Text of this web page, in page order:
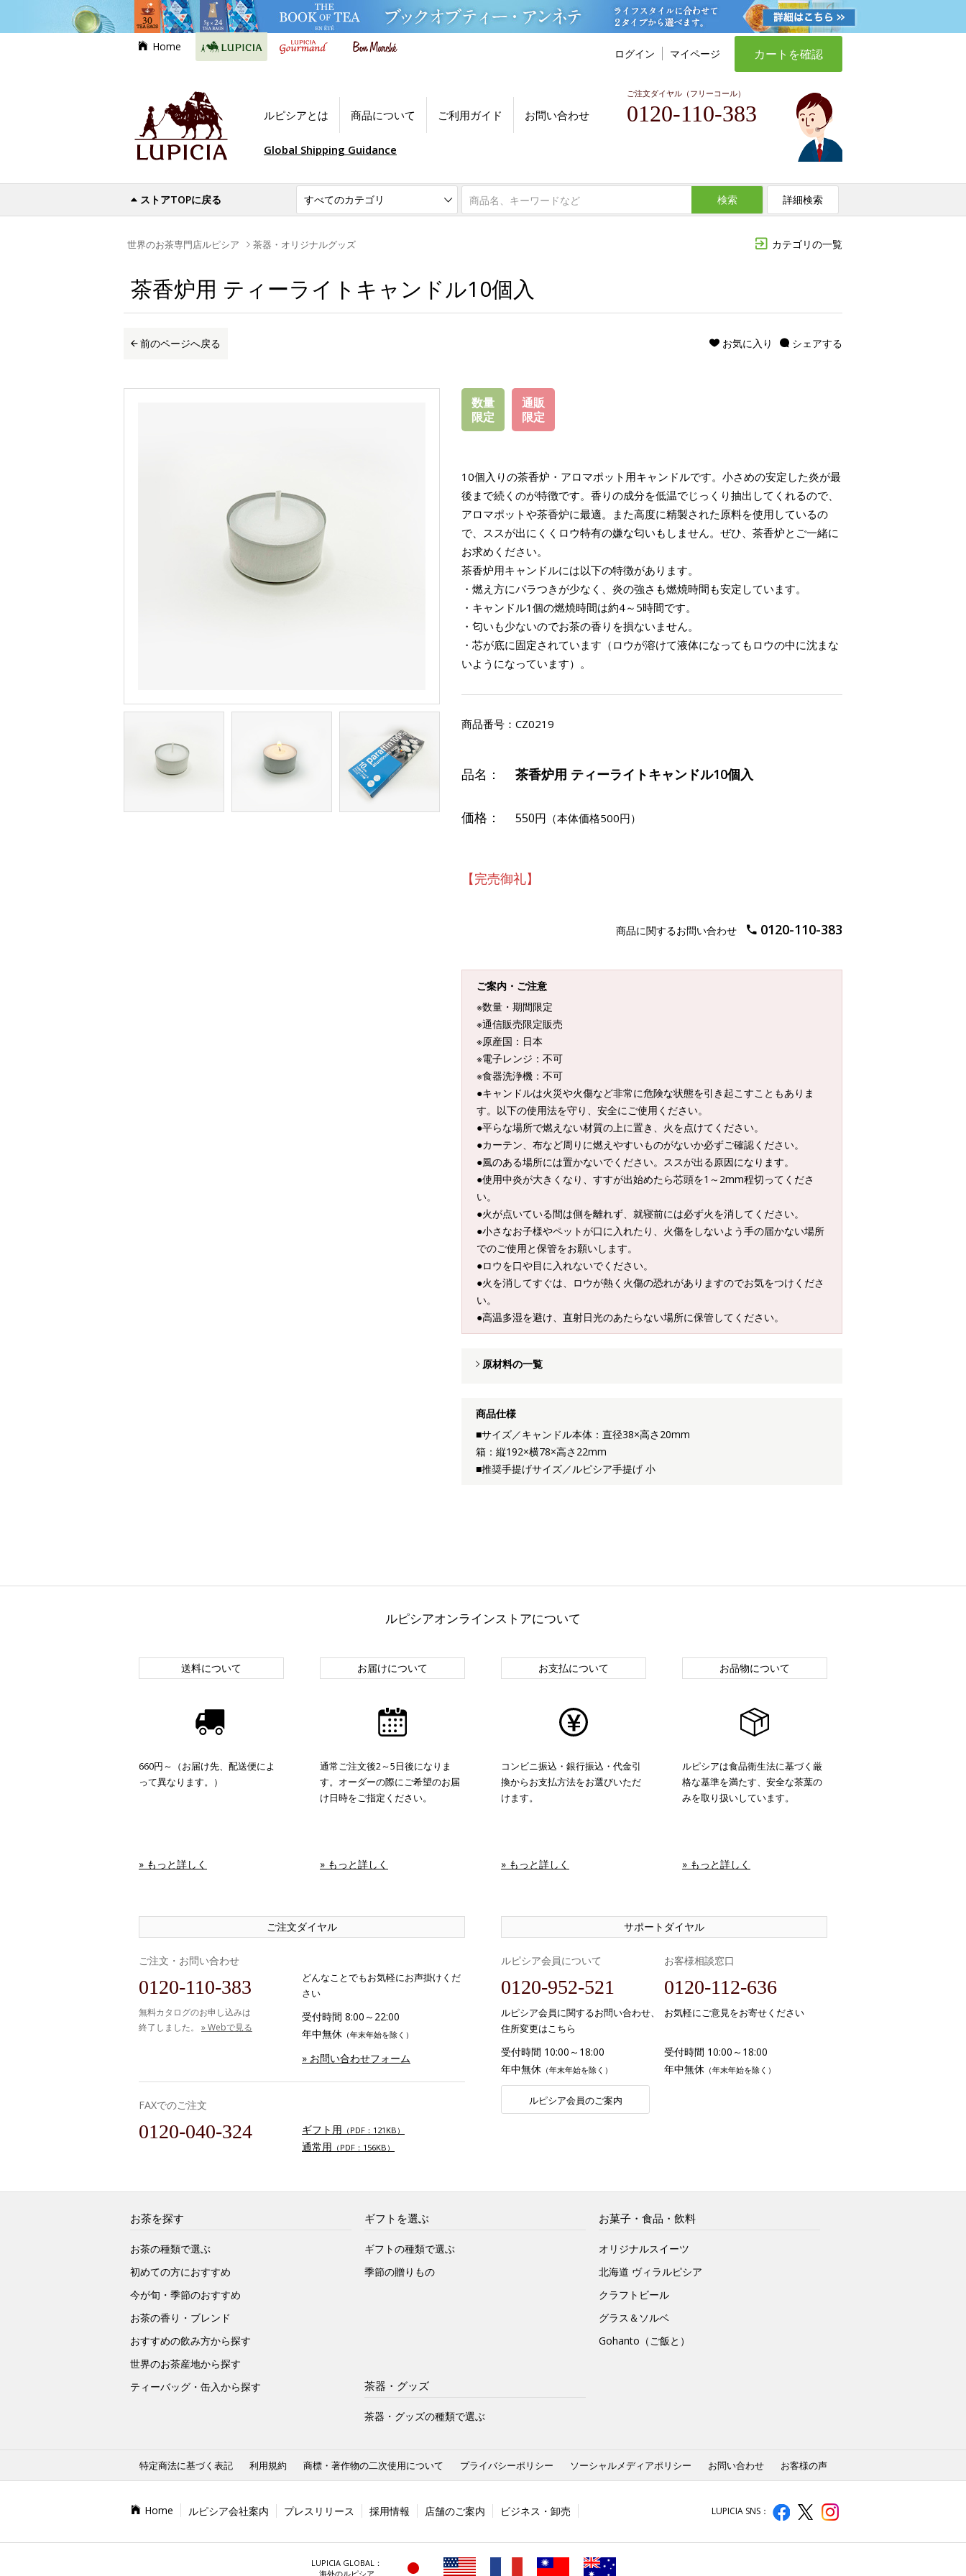
Home
ログイン マイページ カートを確認
ルピシアとは 商品について ご利用ガイド お問い合わせ
ご注文ダイヤル（フリーコール）
0120-110-383
Global Shipping Guidance
ストアTOPに戻る 検索 詳細検索
カテゴリの一覧
世界のお茶専門店ルピシア 茶器・オリジナルグッズ
茶香炉用 ティーライトキャンドル10個入
前のページへ戻る シェアする
お気に入り
数量
限定
通販
限定
10個入りの茶香炉・アロマポット用キャンドルです。小さめの安定した炎が最
後まで続くのが特徴です。香りの成分を低温でじっくり抽出してくれるので、
アロマポットや茶香炉に最適。また高度に精製された原料を使用しているの
で、ススが出にくくロウ特有の嫌な匂いもしません。ぜひ、茶香炉とご一緒に
お求めください。
茶香炉用キャンドルには以下の特徴があります。
・燃え方にバラつきが少なく、炎の強さも燃焼時間も安定しています。
・キャンドル1個の燃焼時間は約4～5時間です。
・匂いも少ないのでお茶の香りを損ないません。
・芯が底に固定されています（ロウが溶けて液体になってもロウの中に沈まな
いようになっています）。
商品番号： CZ0219
品名： 茶香炉用 ティーライトキャンドル10個入
価格： 550円 （本体価格500円）
【完売御礼】
商品に関するお問い合わせ 0120-110-383
ご案内・ご注意
※数量・期間限定
※通信販売限定販売
※原産国：日本
※電子レンジ：不可
※食器洗浄機：不可
●キャンドルは火災や火傷など非常に危険な状態を引き起こすこともありま
す。以下の使用法を守り、安全にご使用ください。
●平らな場所で燃えない材質の上に置き、火を点けてください。
●カーテン、布など周りに燃えやすいものがないか必ずご確認ください。
●風のある場所には置かないでください。ススが出る原因になります。
●使用中炎が大きくなり、すすが出始めたら芯頭を1～2mm程切ってくださ
い。
●火が点いている間は側を離れず、就寝前には必ず火を消してください。
●小さなお子様やペットが口に入れたり、火傷をしないよう手の届かない場所
でのご使用と保管をお願いします。
●ロウを口や目に入れないでください。
●火を消してすぐは、ロウが熱く火傷の恐れがありますのでお気をつけくださ
い。
●高温多湿を避け、直射日光のあたらない場所に保管してください。
原材料の一覧
商品仕様
■サイズ／キャンドル本体：直径38×高さ20mm
箱：縦192×横78×高さ22mm
■推奨手提げサイズ／ルピシア手提げ 小
ルピシアオンラインストアについて
送料について
660円～（お届け先、配送便によ
って異なります。）
» もっと詳しく
お届けについて
通常ご注文後2～5日後になりま
す。オーダーの際にご希望のお届
け日時をご指定ください。
» もっと詳しく
お支払について
コンビニ振込・銀行振込・代金引
換からお支払方法をお選びいただ
けます。
» もっと詳しく
お品物について
ルピシアは食品衛生法に基づく厳
格な基準を満たす、安全な茶葉の
みを取り扱いしています。
» もっと詳しく
ご注文ダイヤル
ご注文・お問い合わせ
0120-110-383
無料カタログのお申し込みは
終了しました。 » Webで見る
どんなことでもお気軽にお声掛けくだ
さい
受付時間 8:00～22:00
年中無休 （年末年始を除く）
» お問い合わせフォーム
FAXでのご注文
0120-040-324 ギフト用 （PDF：121KB）
通常用 （PDF：156KB）
サポートダイヤル
ルピシア会員について
0120-952-521
ルピシア会員に関するお問い合わせ、
住所変更はこちら
受付時間 10:00～18:00
年中無休 （年末年始を除く）
ルピシア会員のご案内
お客様相談窓口
0120-112-636
お気軽にご意見をお寄せください
受付時間 10:00～18:00
年中無休 （年末年始を除く）
お茶を探す
お茶の種類で選ぶ
初めての方におすすめ
今が旬・季節のおすすめ
お茶の香り・ブレンド
おすすめの飲み方から探す
世界のお茶産地から探す
ティーバッグ・缶入から探す
ギフトを選ぶ
ギフトの種類で選ぶ
季節の贈りもの
お菓子・食品・飲料
オリジナルスイーツ
北海道 ヴィラルピシア
クラフトビール
グラス＆ソルベ
Gohanto（ご飯と）
茶器・グッズ
茶器・グッズの種類で選ぶ
特定商法に基づく表記 利用規約 商標・著作物の二次使用について プライバシーポリシー ソーシャルメディアポリシー お問い合わせ お客様の声
Home ルピシア会社案内 プレスリリース 採用情報 店舗のご案内 ビジネス・卸売 LUPICIA SNS：
LUPICIA GLOBAL：
海外のルピシア